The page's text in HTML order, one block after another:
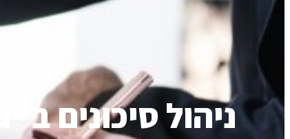
ניהול סיכונים